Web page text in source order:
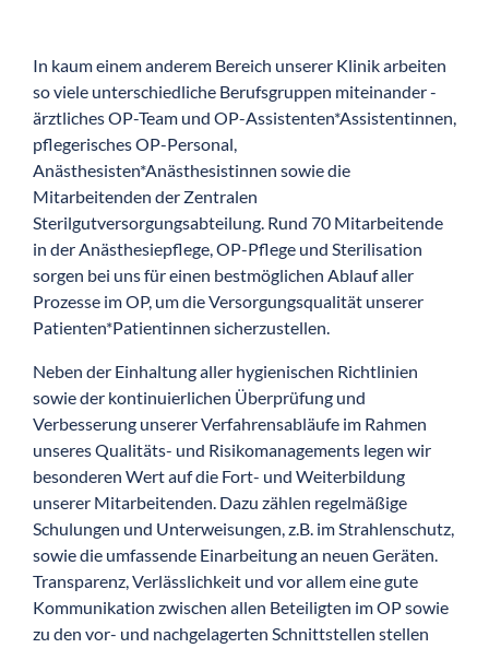
In kaum einem anderem Bereich unserer Klinik arbeiten
so viele unterschiedliche Berufsgruppen miteinander -
ärztliches OP-Team und OP-Assistenten*Assistentinnen,
pflegerisches OP-Personal,
Anästhesisten*Anästhesistinnen sowie die
Mitarbeitenden der Zentralen
Sterilgutversorgungsabteilung. Rund 70 Mitarbeitende
in der Anästhesiepflege, OP-Pflege und Sterilisation
sorgen bei uns für einen bestmöglichen Ablauf aller
Prozesse im OP, um die Versorgungsqualität unserer
Patienten*Patientinnen sicherzustellen.
Neben der Einhaltung aller hygienischen Richtlinien
sowie der kontinuierlichen Überprüfung und
Verbesserung unserer Verfahrensabläufe im Rahmen
unseres Qualitäts- und Risikomanagements legen wir
besonderen Wert auf die Fort- und Weiterbildung
unserer Mitarbeitenden. Dazu zählen regelmäßige
Schulungen und Unterweisungen, z.B. im Strahlenschutz,
sowie die umfassende Einarbeitung an neuen Geräten.
Transparenz, Verlässlichkeit und vor allem eine gute
Kommunikation zwischen allen Beteiligten im OP sowie
zu den vor- und nachgelagerten Schnittstellen stellen